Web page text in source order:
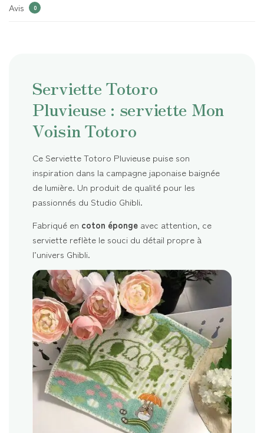
Avis 0
Serviette Totoro
Pluvieuse : serviette Mon
Voisin Totoro
Ce Serviette Totoro Pluvieuse puise son
inspiration dans la campagne japonaise baignée
de lumière. Un produit de qualité pour les
passionnés du Studio Ghibli.
Fabriqué en coton éponge avec attention, ce
serviette reflète le souci du détail propre à
l’univers Ghibli.